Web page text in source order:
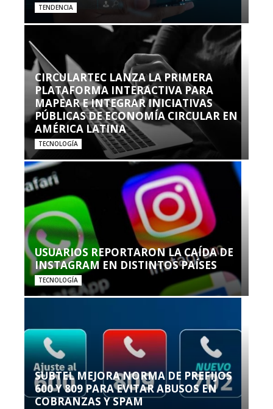
TENDENCIA
CIRCULARTEC LANZA LA PRIMERA
PLATAFORMA INTERACTIVA PARA
MAPEAR E INTEGRAR INICIATIVAS
PÚBLICAS DE ECONOMÍA CIRCULAR EN
AMÉRICA LATINA
TECNOLOGÍA
USUARIOS REPORTARON LA CAÍDA DE
INSTAGRAM EN DISTINTOS PAÍSES
TECNOLOGÍA
SUBTEL MEJORA NORMA DE PREFIJOS
600 Y 809 PARA EVITAR ABUSOS EN
COBRANZAS Y SPAM